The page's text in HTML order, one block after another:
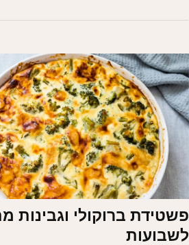
פשטידת ברוקולי וגבינות
לשבועות